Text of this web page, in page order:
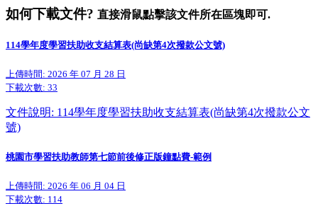
如何下載文件? 直接滑鼠點擊該文件所在區塊即可.
114學年度學習扶助收支結算表(尚缺第4次撥款公文號)
上傳時間: 2026 年 07 月 28 日
下載次數: 33
文件說明: 114學年度學習扶助收支結算表(尚缺第4次撥款公文
號)
桃園市學習扶助教師第七節前後修正版鐘點費-範例
上傳時間: 2026 年 06 月 04 日
下載次數: 114